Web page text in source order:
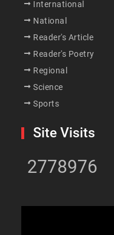
International
National
Reader's Article
Reader's Poetry
Regional
Science
Sports
Site Visits
2778976